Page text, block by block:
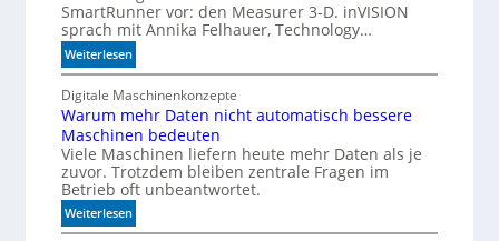
i
o
n
f
ü
r
d
i
e
K
I
SmartRunner vor: den Measurer 3-D. inVISION
sprach mit Annika Felhauer, Technology…
Weiterlesen:
U
n
b
e
g
r
e
n
z
Digitale Maschinenkonzepte
Warum mehr Daten nicht automatisch bessere
Maschinen bedeuten
Viele Maschinen liefern heute mehr Daten als je
zuvor. Trotzdem bleiben zentrale Fragen im
Betrieb oft unbeantwortet.
Weiterlesen:
W